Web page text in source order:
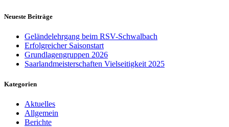
Neueste Beiträge
Geländelehrgang beim RSV-Schwalbach
Erfolgreicher Saisonstart
Grundlagengruppen 2026
Saarlandmeisterschaften Vielseitigkeit 2025
Kategorien
Aktuelles
Allgemein
Berichte